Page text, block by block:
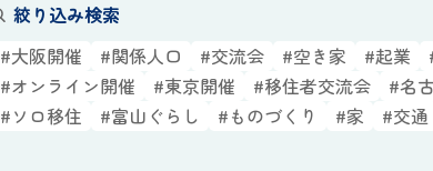
絞り込み検索
#大阪開催
#関係人口 #交流会 #空き家 #起業
#オンライン開催
#東京開催 #移住者交流会 #名
#ソロ移住
#富山ぐらし #ものづくり #家 #交通